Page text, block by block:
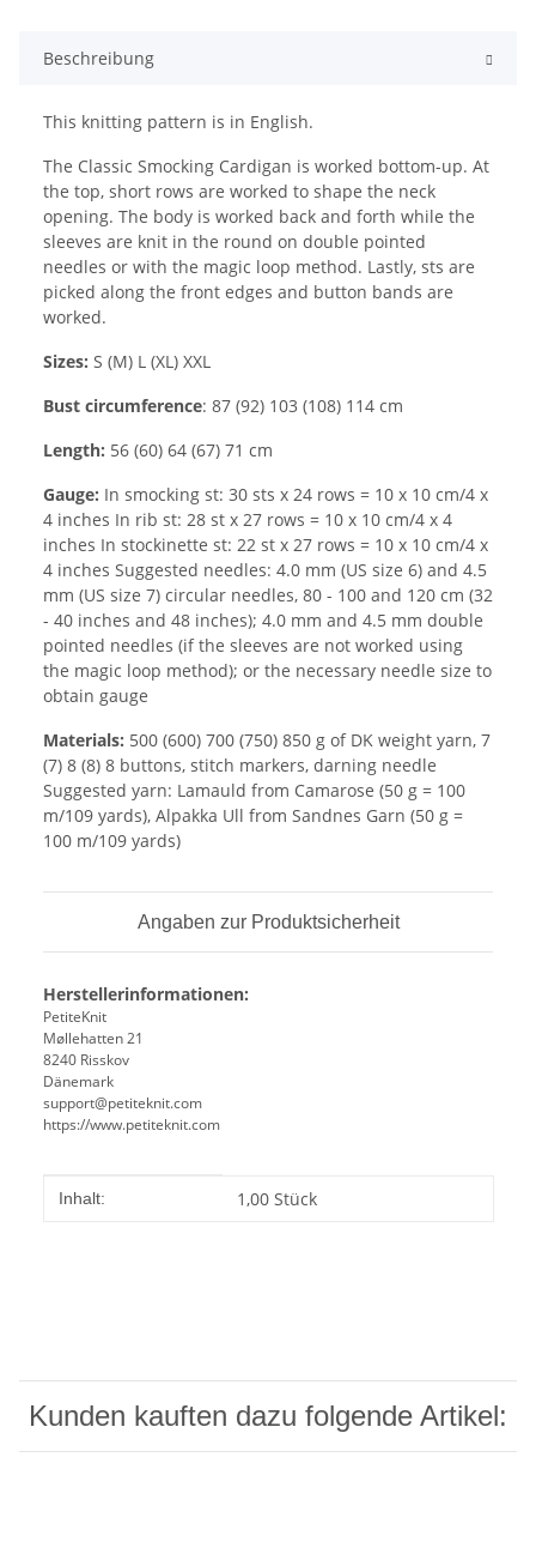
Beschreibung
This knitting pattern is in English.
The Classic Smocking Cardigan is worked bottom-up. At
the top, short rows are worked to shape the neck
opening. The body is worked back and forth while the
sleeves are knit in the round on double pointed
needles or with the magic loop method. Lastly, sts are
picked along the front edges and button bands are
worked.
Sizes: S (M) L (XL) XXL
Bust circumference: 87 (92) 103 (108) 114 cm
Length: 56 (60) 64 (67) 71 cm
Gauge: In smocking st: 30 sts x 24 rows = 10 x 10 cm/4 x
4 inches In rib st: 28 st x 27 rows = 10 x 10 cm/4 x 4
inches In stockinette st: 22 st x 27 rows = 10 x 10 cm/4 x
4 inches Suggested needles: 4.0 mm (US size 6) and 4.5
mm (US size 7) circular needles, 80 - 100 and 120 cm (32
- 40 inches and 48 inches); 4.0 mm and 4.5 mm double
pointed needles (if the sleeves are not worked using
the magic loop method); or the necessary needle size to
obtain gauge
Materials: 500 (600) 700 (750) 850 g of DK weight yarn, 7
(7) 8 (8) 8 buttons, stitch markers, darning needle
Suggested yarn: Lamauld from Camarose (50 g = 100
m/109 yards), Alpakka Ull from Sandnes Garn (50 g =
100 m/109 yards)
Angaben zur Produktsicherheit
Herstellerinformationen:
PetiteKnit
Møllehatten 21
8240 Risskov
Dänemark
support@petiteknit.com
https://www.petiteknit.com
Produkteigenschaft
Wert
Inhalt: 1,00 Stück
Kunden kauften dazu folgende Artikel: